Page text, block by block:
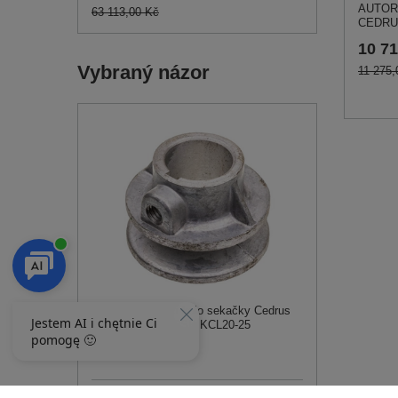
63 113,00 Kč
Vybraný názor
Řemenové hnací kolo sekačky Cedrus
KCL18SP;KCL20SP KCL20-25
157,00 Kč
10
11